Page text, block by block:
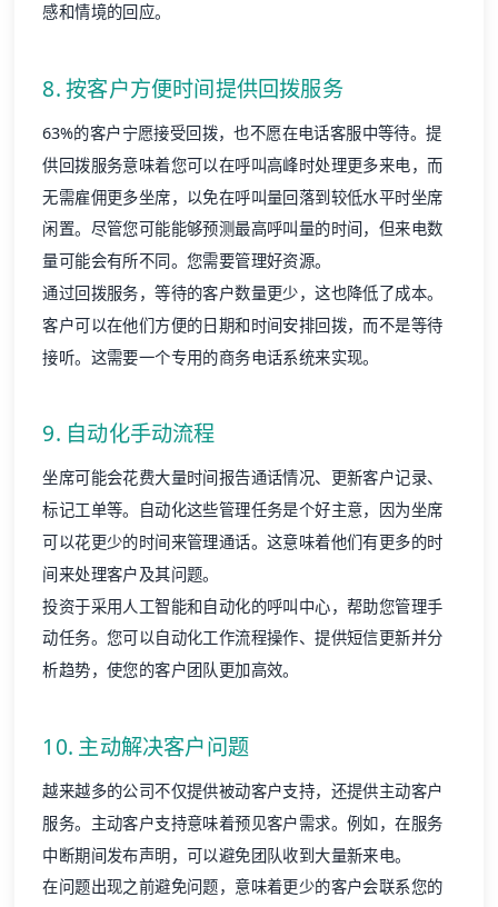
感和情境的回应。
8. 按客户方便时间提供回拨服务
63%的客户宁愿接受回拨，也不愿在电话客服中等待。提
供回拨服务意味着您可以在呼叫高峰时处理更多来电，而
无需雇佣更多坐席，以免在呼叫量回落到较低水平时坐席
闲置。尽管您可能能够预测最高呼叫量的时间，但来电数
量可能会有所不同。您需要管理好资源。
通过回拨服务，等待的客户数量更少，这也降低了成本。
客户可以在他们方便的日期和时间安排回拨，而不是等待
接听。这需要一个专用的商务电话系统来实现。
9. 自动化手动流程
坐席可能会花费大量时间报告通话情况、更新客户记录、
标记工单等。自动化这些管理任务是个好主意，因为坐席
可以花更少的时间来管理通话。这意味着他们有更多的时
间来处理客户及其问题。
投资于采用人工智能和自动化的呼叫中心，帮助您管理手
动任务。您可以自动化工作流程操作、提供短信更新并分
析趋势，使您的客户团队更加高效。
10. 主动解决客户问题
越来越多的公司不仅提供被动客户支持，还提供主动客户
服务。主动客户支持意味着预见客户需求。例如，在服务
中断期间发布声明，可以避免团队收到大量新来电。
在问题出现之前避免问题，意味着更少的客户会联系您的